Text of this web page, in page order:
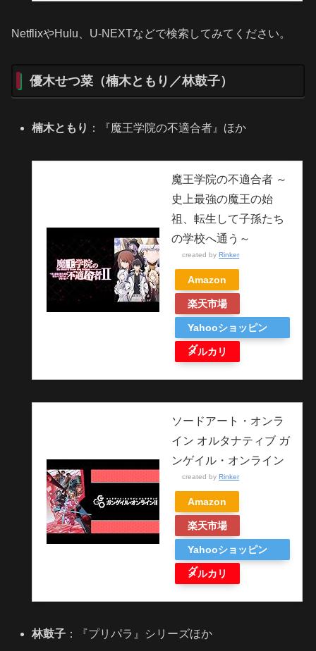
NetflixやHulu、U-NEXTなどで検索してみてください。
優木せつ菜（楠木ともり／林鼓子）
楠木ともり ：『魔王学院の不適合者』ほか
魔王学院の不適合者 ～
史上最強の魔王の始
祖、転生して子孫たち
の学校へ通う～
created byRinker
Amazon
楽天市場
Yahooショッピン
グ
メルカリ
ソードアート・オンラ
イン オルタナティブ ガ
ンゲイル・オンライン
created byRinker
Amazon
楽天市場
Yahooショッピン
グ
メルカリ
林鼓子 ：『プリパラ』シリーズほか